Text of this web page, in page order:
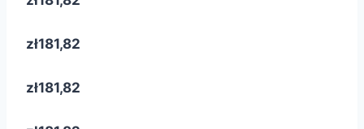
zł181,82
zł181,82